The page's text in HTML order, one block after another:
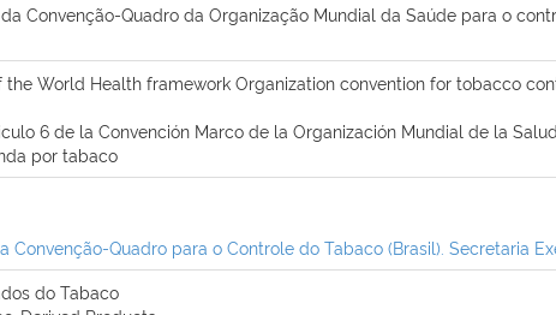
Convenção-Quadro da Organização Mundial da Saúde para o
World Health framework Organization convention for tobacco
6 de la Convención Marco de la Organización Mundial de la
por tabaco
Quadro para o Controle do Tabaco (Brasil). Secretaria
do Tabaco